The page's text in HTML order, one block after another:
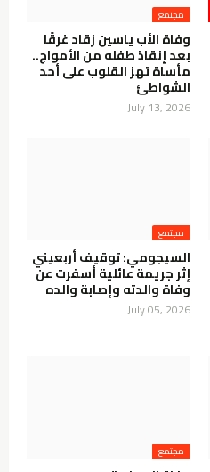
مجتمع
وفاة الأب ياسين زقاد غرقًا
بعد إنقاذ طفله من الأمواج..
مأساة تهز القلوب على أحد
الشواطئ
July 13, 2026
مجتمع
السيجومي: توقيف أربعيني
إثر جريمة عائلية أسفرت عن
وفاة والدته وإصابة والده
July 05, 2026
مجتمع